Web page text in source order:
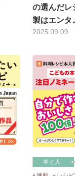
の選んだレ
製はエン
2025.09.09
本と人